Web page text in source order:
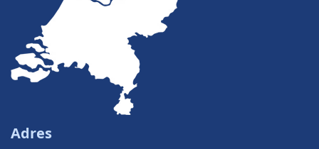
Adres